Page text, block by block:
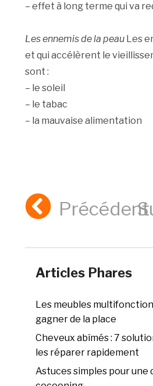
– effet à long terme qui va
Les ennemis de la peau Les
et qui accélèrent le
sont :
– le soleil
– le tabac
– la mauvaise alimentation
Précédent
Articles Phares
Les meubles
gagner de la place
Cheveux abîmés : 7
les réparer rapidement
Astuces simples pour une